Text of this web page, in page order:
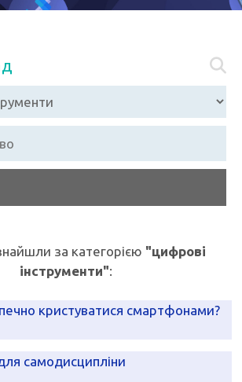
за категорією "цифрові
інструменти":
кристуватися смартфонами?
самодисципліни